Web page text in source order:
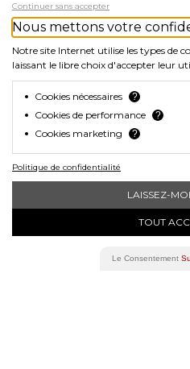
Couleur :Jaune
Matériau :
Poids :130 g
Éclairage :LED
lampes)
Modes :Fixe,
clignotement
Oui
Continuer sans accepter
Nous mettons votre
Notre site Internet utilise les types de
laissant le libre choix d'accepter leur
Cookies nécessaires ?
Cookies de performance ?
Cookies marketing ?
Politique de confidentialité
LAISSEZ-
TOUT
Le Consentement